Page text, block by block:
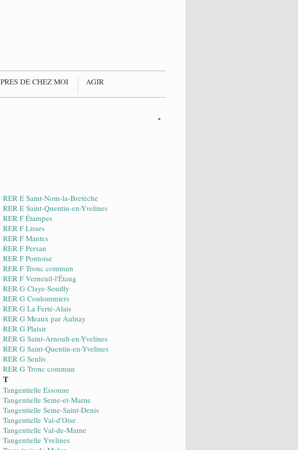
PRES DE CHEZ MOI AGIR
RER E Saint-Nom-la-Bretèche
RER E Saint-Quentin-en-Yvelines
RER F Étampes
RER F Lisses
RER F Mantes
RER F Persan
RER F Pontoise
RER F Tronc commun
RER F Verneuil-l'Étang
RER G Claye-Souilly
RER G Coulommiers
RER G La Ferté-Alais
RER G Meaux par Aulnay
RER G Plaisir
RER G Saint-Arnoult-en-Yvelines
RER G Saint-Quentin-en-Yvelines
RER G Senlis
RER G Tronc commun
T
Tangentielle Essonne
Tangentielle Seine-et-Marne
Tangentielle Seine-Saint-Denis
Tangentielle Val-d'Oise
Tangentielle Val-de-Marne
Tangentielle Yvelines